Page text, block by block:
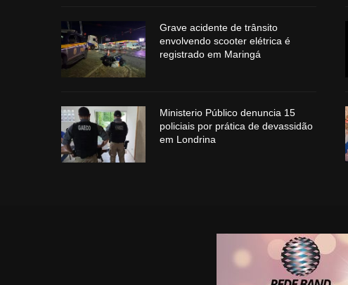
Grave acidente de trânsito
envolvendo scooter elétrica é
registrado em Maringá
Ministerio Público denuncia 15
policiais por prática de devassidão
em Londrina